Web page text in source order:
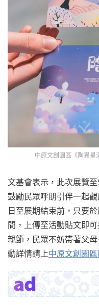
中原文創園區《陶異星
文基會表示，此次展覽
鼓勵民眾呼朋引伴一起
日至展期結束前，只要
間，上傳至活動貼文即
親節，民眾不妨帶著父
動詳情請上中原文創園